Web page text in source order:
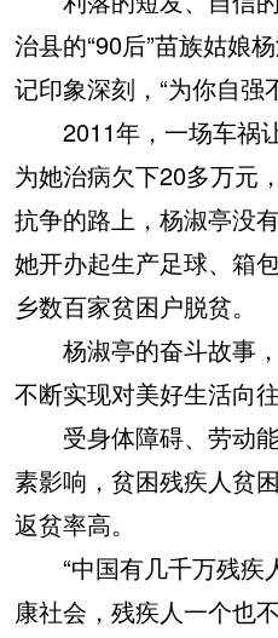
治县的“90后”苗族姑娘
记印象深刻，“为你自强
2011年，一场车祸
为她治病欠下20多万元
抗争的路上，杨淑亭没
她开办起生产足球、箱
乡数百家贫困户脱贫。
杨淑亭的奋斗故事，
不断实现对美好生活向
受身体障碍、劳动能
素影响，贫困残疾人贫
返贫率高。
“中国有几千万残疾
康社会，残疾人一个也